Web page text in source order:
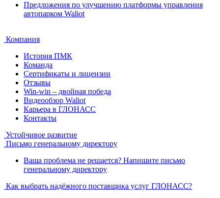
Предложения по улучшению платформы управления
автопарком Waliot
Компания
История ПМК
Команда
Сертификаты и лицензии
Отзывы
Win-win – двойная победа
Видеообзор Waliot
Карьера в ГЛОНАСС
Контакты
Устойчивое развитие
Письмо генеральному директору
Ваша проблема не решается? Напишите письмо
генеральному директору
Как выбрать надёжного поставщика услуг ГЛОНАСС?